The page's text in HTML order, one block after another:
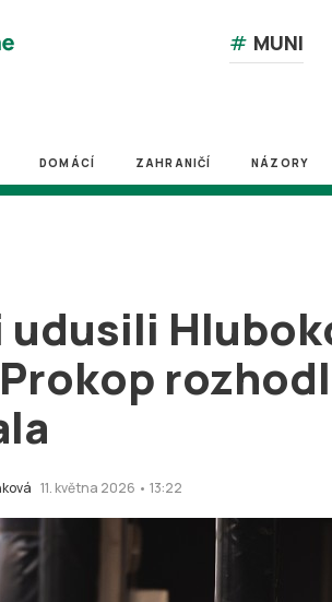
# MUNI
DOMÁCÍ ZAHRANIČÍ NÁZORY
udusili
11. května 2026 • 13:22